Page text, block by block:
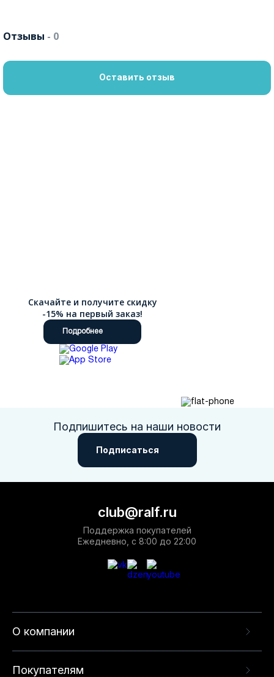
Отзывы - 0
Оставить отзыв
Скачайте и получите скидку
-15% на первый заказ!
Подробнее
Подпишитесь на наши новости
Подписаться
О компании
Покупателям
club@ralf.ru
Поддержка покупателей
Ежедневно, с 8:00 до 22:00